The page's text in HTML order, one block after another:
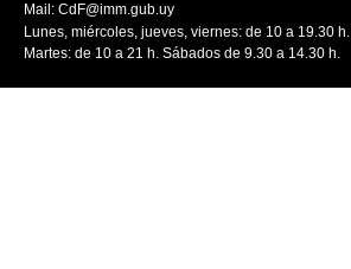
Mail: CdF@imm.gub.uy
Lunes, miércoles, jueves, viernes: de 10 a 19.30 h.
Martes: de 10 a 21 h. Sábados de 9.30 a 14.30 h.